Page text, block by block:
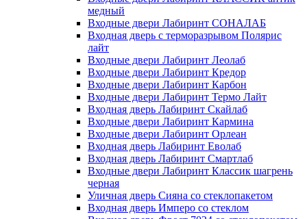
медный
Входные двери Лабиринт СОНАЛАБ
Входная дверь с терморазрывом Полярис
лайт
Входные двери Лабиринт Леолаб
Входные двери Лабиринт Кредор
Входные двери Лабиринт Карбон
Входные двери Лабиринт Термо Лайт
Входная дверь Лабиринт Скайлаб
Входные двери Лабиринт Кармина
Входные двери Лабиринт Орлеан
Входная дверь Лабиринт Еволаб
Входная дверь Лабиринт Смартлаб
Входные двери Лабиринт Классик шагрень
черная
Уличная дверь Сияна со стеклопакетом
Входная дверь Имперо со стеклом